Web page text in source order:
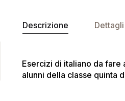
Descrizione
Esercizi di italiano da fare
alunni della classe quinta